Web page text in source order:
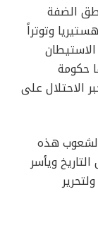
الضفة
وتوتراً
حكومة
الاحتلال على
لشعوب هذه
ويأسر